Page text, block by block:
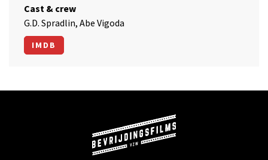
Cast & crew
G.D. Spradlin, Abe Vigoda
IMDB